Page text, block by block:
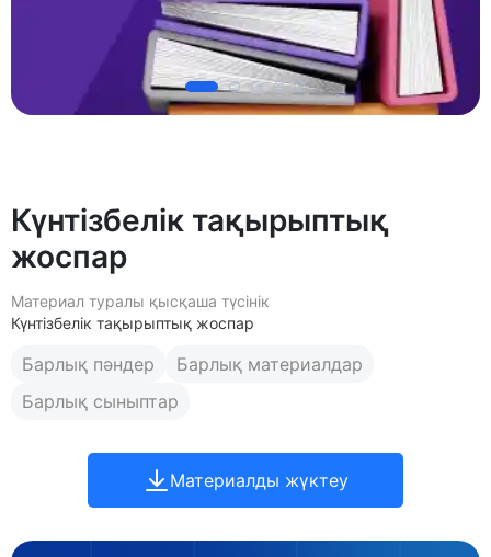
Күнтізбелік тақырыптық
жоспар
Материал туралы қысқаша түсінік
Күнтізбелік тақырыптық жоспар
Барлық пәндер
Барлық материалдар
Барлық сыныптар
Материалды жүктеу